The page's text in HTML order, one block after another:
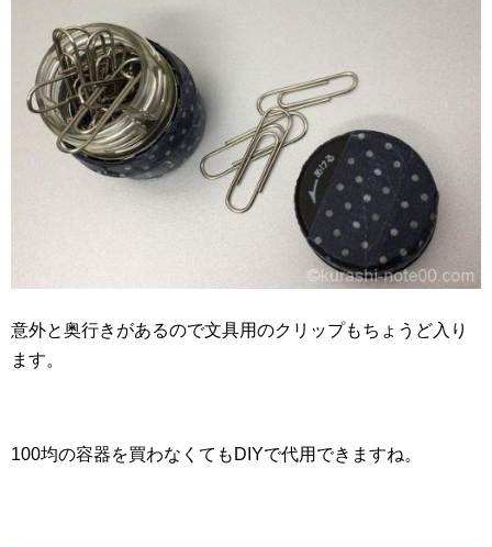
意外と奥行きがあるので文具用のクリップもちょうど入り
ます。
100均の容器を買わなくてもDIYで代用できますね。